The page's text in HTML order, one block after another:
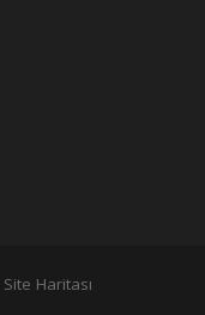
Site Haritası